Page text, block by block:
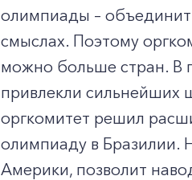
олимпиады –
смыслах. Поэтому
можно больше стран. В
привлекли сильнейших
оргкомитет решил
олимпиаду в Бразилии.
Америки, позволит